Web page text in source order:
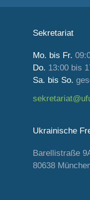
Sekretariat
Mo. bis Fr.
Do. 13:00 bis
Sa. bis So.
Ukrainische
Barellistraße
80638